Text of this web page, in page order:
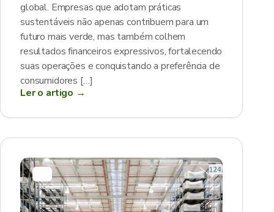
global. Empresas que adotam práticas
sustentáveis não apenas contribuem para um
futuro mais verde, mas também colhem
resultados financeiros expressivos, fortalecendo
suas operações e conquistando a preferência de
consumidores […]
Ler o artigo →